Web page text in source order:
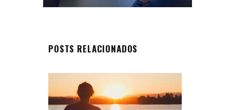
POSTS RELACIONADOS